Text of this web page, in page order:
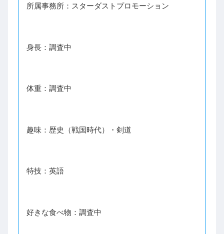
所属事務所：スターダストプロモーション
身長：調査中
体重：調査中
趣味：歴史（戦国時代）・剣道
特技：英語
好きな食べ物：調査中